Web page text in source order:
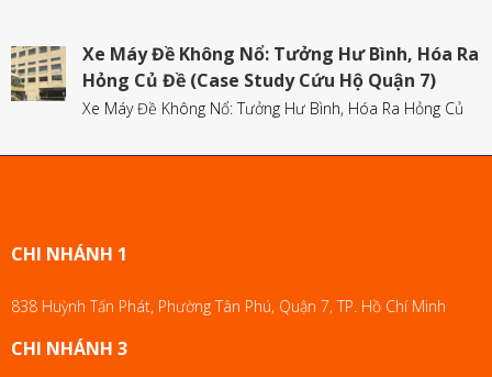
Xe Máy Đề Không Nổ: Tưởng Hư Bình, Hóa Ra
Hỏng Củ Đề (Case Study Cứu Hộ Quận 7)
Xe Máy Đề Không Nổ: Tưởng Hư Bình, Hóa Ra Hỏng Củ
CHI NHÁNH 1
838 Huỳnh Tấn Phát, Phường Tân Phú, Quận 7, TP. Hồ Chí Minh
CHI NHÁNH 3